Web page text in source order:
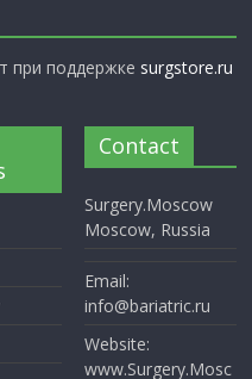
при поддержке surgstore.ru
Contact
Surgery.Moscow
Moscow, Russia
Email:
info@bariatric.ru
Website:
www.Surgery.Mosc